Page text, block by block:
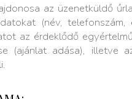
az üzenetküldő
(név,
az érdeklődő
(ajánlat adása), illetve